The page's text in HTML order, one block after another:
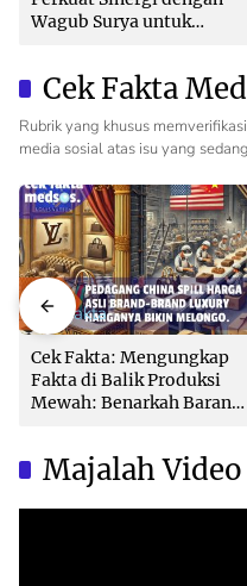
Wagub Surya untuk
Cek Fakta
Rubrik yang khusus
media sosial atas isu yang
Cek Fakta
Cek Fakta: Mengungkap
Fakta di Balik Produksi
Mewah: Benarkah Barang
Majalah Video